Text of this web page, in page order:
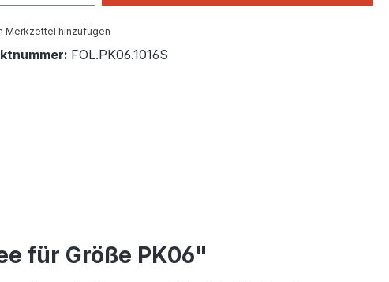
Merkzettel hinzufügen
FOL.PK06.1016S
für Größe PK06"